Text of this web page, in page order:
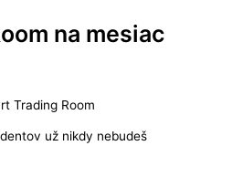
na mesiac
už nikdy nebudeš